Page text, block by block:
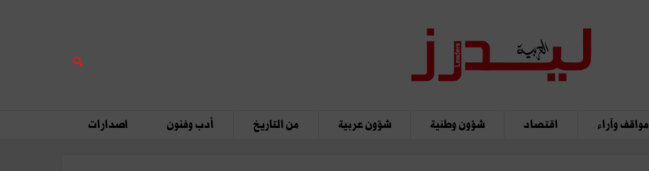
مواقف وآراء اقتصاد شؤون وطنية شؤون عربية من التاريخ أدب وفنون اصدارات